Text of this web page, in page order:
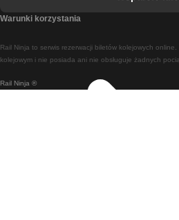
Pociąg Madryt -
Pociąg Madryt -
Rail Ninja ®
Rail Ninja to serwis rezerwacji biletów kolejowych
kolejowym i nie posiada ani nie obsługuje żadnych
Warunki korzystania